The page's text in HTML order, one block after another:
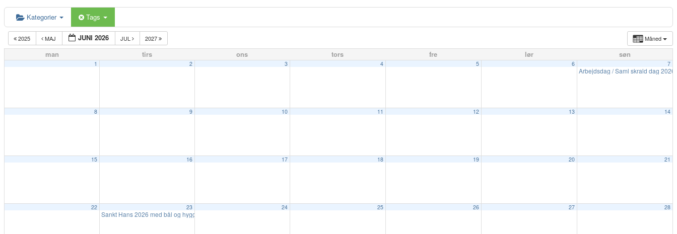
Kategorier Tags
Måned
2025 MAJ JUNI 2026 JUL 2027
man tirs ons tors fre lør søn
1 2 3 4 5 6 7
Arbejdsdag / Saml skrald dag 2026
8 9 10 11 12 13 14
15 16 17 18 19 20 21
22 23
Sankt Hans 2026 med bål og hygge
24 25 26 27 28